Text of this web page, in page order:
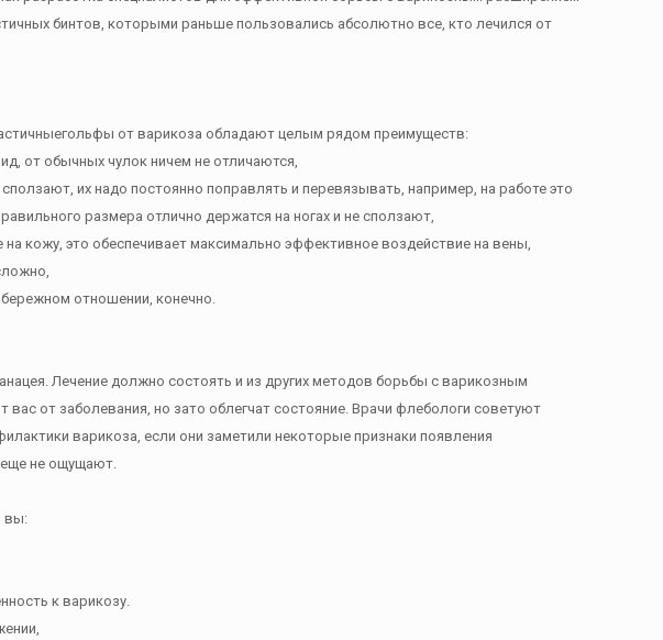
бинтов, которыми раньше пользовались абсолютно все, кто лечился от
от варикоза обладают целым рядом преимуществ:
от обычных чулок ничем не отличаются,
их надо постоянно поправлять и перевязывать, например, на работе это
размера отлично держатся на ногах и не сползают,
кожу, это обеспечивает максимально эффективное воздействие на вены,
отношении, конечно.
Лечение должно состоять и из других методов борьбы с варикозным
от заболевания, но зато облегчат состояние. Врачи флебологи советуют
варикоза, если они заметили некоторые признаки появления
не ощущают.
вы:
к варикозу.